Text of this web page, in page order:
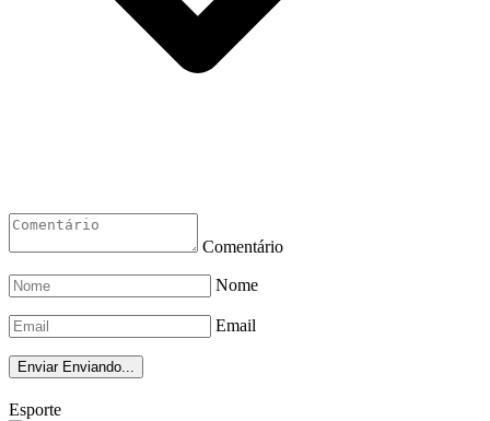
Comentário
Nome
Email
Enviar Enviando...
Esporte